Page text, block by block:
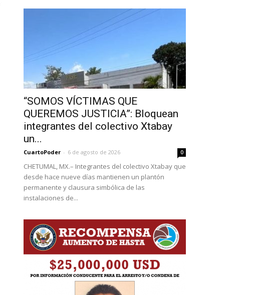
“SOMOS VÍCTIMAS QUE
QUEREMOS JUSTICIA”: Bloquean
integrantes del colectivo Xtabay
un...
CuartoPoder - 6 de agosto de 2026 0
CHETUMAL, MX.– Integrantes del colectivo Xtabay que
desde hace nueve días mantienen un plantón
permanente y clausura simbólica de las
instalaciones de...